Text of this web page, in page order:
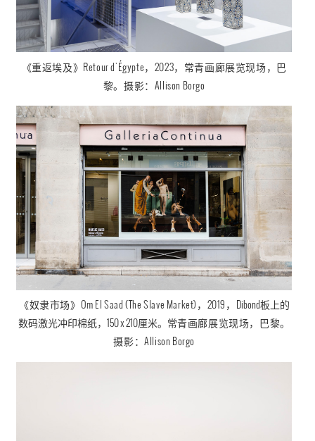
《重返埃及》 Retour d'Égypte，2023， 常青画廊展览现场，巴
黎。摄影： Allison Borgo
《奴隶市场》 Om El Saad (The Slave Market)，2019， Dibond板上的
数码激光冲印棉纸，150 x 210厘米。 常青画廊展览现场，巴黎。
摄影：Allison Borgo